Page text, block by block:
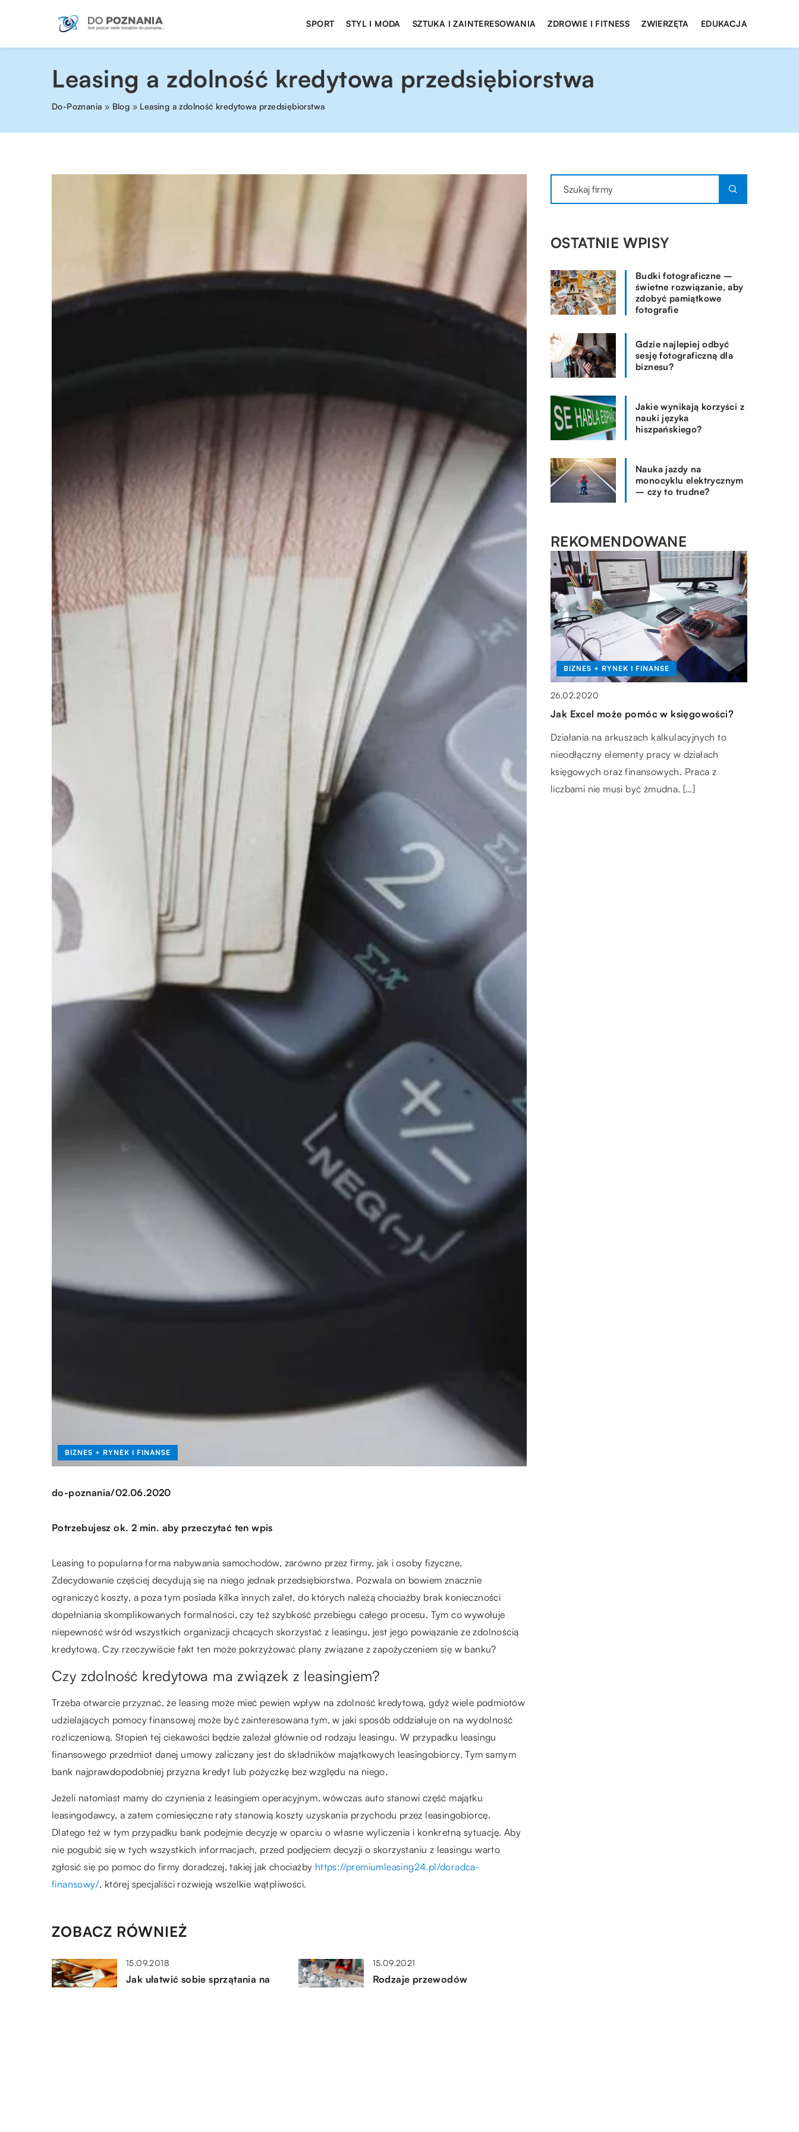
SPORT STYL I MODA SZTUKA I ZAINTERESOWANIA ZDROWIE I FITNESS ZWIERZĘTA EDUKACJA
Leasing a zdolność kredytowa przedsiębiorstwa
Do-Poznania » Blog » Leasing a zdolność kredytowa przedsiębiorstwa
BIZNES + RYNEK I FINANSE
do-poznania/02.06.2020
Potrzebujesz ok. 2 min. aby przeczytać ten wpis
Leasing to popularna forma nabywania samochodów, zarówno przez firmy, jak i osoby fizyczne.
Zdecydowanie częściej decydują się na niego jednak przedsiębiorstwa. Pozwala on bowiem znacznie
ograniczyć koszty, a poza tym posiada kilka innych zalet, do których należą chociażby brak konieczności
dopełniania skomplikowanych formalności, czy też szybkość przebiegu całego procesu. Tym co wywołuje
niepewność wśród wszystkich organizacji chcących skorzystać z leasingu, jest jego powiązanie ze zdolnością
kredytową. Czy rzeczywiście fakt ten może pokrzyżować plany związane z zapożyczeniem się w banku?
Czy zdolność kredytowa ma związek z leasingiem?
Trzeba otwarcie przyznać, że leasing może mieć pewien wpływ na zdolność kredytową, gdyż wiele podmiotów
udzielających pomocy finansowej może być zainteresowana tym, w jaki sposób oddziałuje on na wydolność
rozliczeniową. Stopień tej ciekawości będzie zależał głównie od rodzaju leasingu. W przypadku leasingu
finansowego przedmiot danej umowy zaliczany jest do składników majątkowych leasingobiorcy. Tym samym
bank najprawdopodobniej przyzna kredyt lub pożyczkę bez względu na niego.
Jeżeli natomiast mamy do czynienia z leasingiem operacyjnym, wówczas auto stanowi część majątku
leasingodawcy, a zatem comiesięczne raty stanowią koszty uzyskania przychodu przez leasingobiorcę.
Dlatego też w tym przypadku bank podejmie decyzję w oparciu o własne wyliczenia i konkretną sytuację. Aby
nie pogubić się w tych wszystkich informacjach, przed podjęciem decyzji o skorzystaniu z leasingu warto
zgłosić się po pomoc do firmy doradczej, takiej jak chociażby https://premiumleasing24.pl/doradca-
finansowy/, której specjaliści rozwieją wszelkie wątpliwości.
ZOBACZ RÓWNIEŻ
15.09.2018
Jak ułatwić sobie sprzątania na
15.09.2021
Rodzaje przewodów
OSTATNIE WPISY
Budki fotograficzne –
świetne rozwiązanie, aby
zdobyć pamiątkowe
fotografie
Gdzie najlepiej odbyć
sesję fotograficzną dla
biznesu?
Jakie wynikają korzyści z
nauki języka
hiszpańskiego?
Nauka jazdy na
monocyklu elektrycznym
– czy to trudne?
REKOMENDOWANE
BUDOWANIE
22.01.2021
Jaką rolę odgrywają lemiesze w koparce?
Do ciężkiego sprzętu pozwalającego na
sprawne wykonywanie prac ziemnych oraz
budowlanych zalicza się koparka. Jest to
maszyna o naprawdę dużych […]
BIZNES + RYNEK I FINANSE
26.02.2020
Jak Excel może pomóc w księgowości?
Działania na arkuszach kalkulacyjnych to
nieodłączny elementy pracy w działach
księgowych oraz finansowych. Praca z
liczbami nie musi być żmudna. […]
BIZNES + RYNEK I FINANSE
20.03.2022
Klejenie opakowań – co będzie
potrzebne, oprócz kleju?
Współcześnie w branży spożywczej,
farmaceutycznej czy odzieżowej szerokie
zastosowanie znajdują opakowania